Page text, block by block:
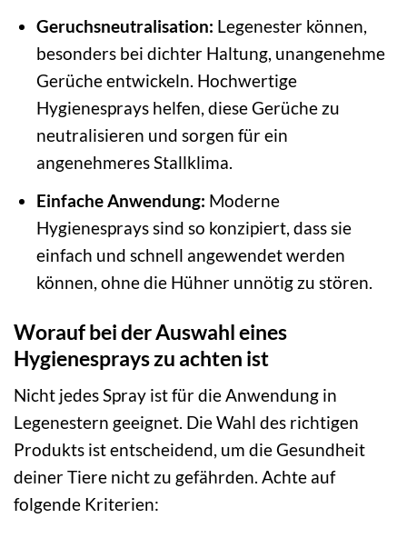
Geruchsneutralisation: Legenester können,
besonders bei dichter Haltung, unangenehme
Gerüche entwickeln. Hochwertige
Hygienesprays helfen, diese Gerüche zu
neutralisieren und sorgen für ein
angenehmeres Stallklima.
Einfache Anwendung: Moderne
Hygienesprays sind so konzipiert, dass sie
einfach und schnell angewendet werden
können, ohne die Hühner unnötig zu stören.
Worauf bei der Auswahl eines
Hygienesprays zu achten ist
Nicht jedes Spray ist für die Anwendung in
Legenestern geeignet. Die Wahl des richtigen
Produkts ist entscheidend, um die Gesundheit
deiner Tiere nicht zu gefährden. Achte auf
folgende Kriterien: